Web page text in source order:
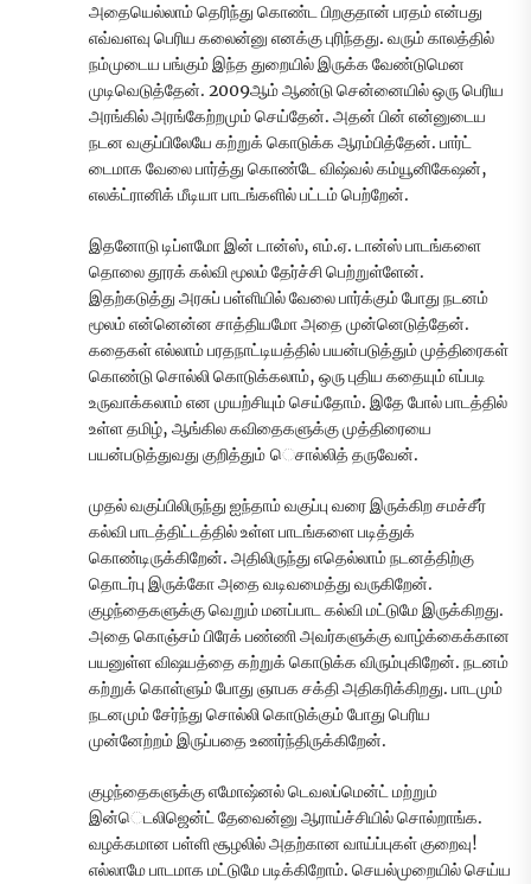
அதையெல்லாம் தெரிந்து கொண்ட பிறகுதான் பரதம் என்பது
எவ்வளவு பெரிய கலைன்னு எனக்கு புரிந்தது. வரும் காலத்தில்
நம்முடைய பங்கும் இந்த துறையில் இருக்க வேண்டுமென
முடிவெடுத்தேன். 2009ஆம் ஆண்டு சென்னையில் ஒரு பெரிய
அரங்கில் அரங்கேற்றமும் செய்தேன். அதன் பின் என்னுடைய
நடன வகுப்பிலேயே கற்றுக் கொடுக்க ஆரம்பித்தேன். பார்ட்
டைமாக வேலை பார்த்து கொண்டே விஷ்வல் கம்யூனிகேஷன்,
எலக்ட்ரானிக் மீடியா பாடங்களில் பட்டம் பெற்றேன்.
இதனோடு டிப்ளமோ இன் டான்ஸ், எம்.ஏ. டான்ஸ் பாடங்களை
தொலை தூரக் கல்வி மூலம் தேர்ச்சி பெற்றுள்ளேன்.
இதற்கடுத்து அரசுப் பள்ளியில் வேலை பார்க்கும் போது நடனம்
மூலம் என்னென்ன சாத்தியமோ அதை முன்னெடுத்தேன்.
கதைகள் எல்லாம் பரதநாட்டியத்தில் பயன்படுத்தும் முத்திரைகள்
கொண்டு சொல்லி கொடுக்கலாம், ஒரு புதிய கதையும் எப்படி
உருவாக்கலாம் என முயற்சியும் செய்தோம். இதே போல் பாடத்தில்
உள்ள தமிழ், ஆங்கில கவிதைகளுக்கு முத்திரையை
பயன்படுத்துவது குறித்தும் ெசால்லித் தருவேன்.
முதல் வகுப்பிலிருந்து ஐந்தாம் வகுப்பு வரை இருக்கிற சமச்சீர்
கல்வி பாடத்திட்டத்தில் உள்ள பாடங்களை படித்துக்
கொண்டிருக்கிறேன். அதிலிருந்து எதெல்லாம் நடனத்திற்கு
தொடர்பு இருக்கோ அதை வடிவமைத்து வருகிறேன்.
குழந்தைகளுக்கு வெறும் மனப்பாட கல்வி மட்டுமே இருக்கிறது.
அதை கொஞ்சம் பிரேக் பண்ணி அவர்களுக்கு வாழ்க்கைக்கான
பயனுள்ள விஷயத்தை கற்றுக் கொடுக்க விரும்புகிறேன். நடனம்
கற்றுக் கொள்ளும் போது ஞாபக சக்தி அதிகரிக்கிறது. பாடமும்
நடனமும் சேர்ந்து சொல்லி கொடுக்கும் போது பெரிய
முன்னேற்றம் இருப்பதை உணர்ந்திருக்கிறேன்.
குழந்தைகளுக்கு எமோஷ்னல் டெவலப்மென்ட் மற்றும்
இன்ெடலிஜென்ட் தேவைன்னு ஆராய்ச்சியில் சொல்றாங்க.
வழக்கமான பள்ளி சூழலில் அதற்கான வாய்ப்புகள் குறைவு!
எல்லாமே பாடமாக மட்டுமே படிக்கிறோம். செயல்முறையில் செய்ய